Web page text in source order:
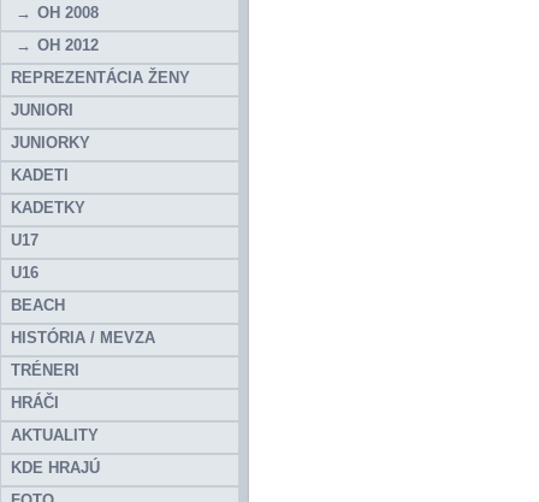
OH 2008
OH 2012
REPREZENTÁCIA ŽENY
JUNIORI
JUNIORKY
KADETI
KADETKY
U17
U16
BEACH
HISTÓRIA / MEVZA
TRÉNERI
HRÁČI
AKTUALITY
KDE HRAJÚ